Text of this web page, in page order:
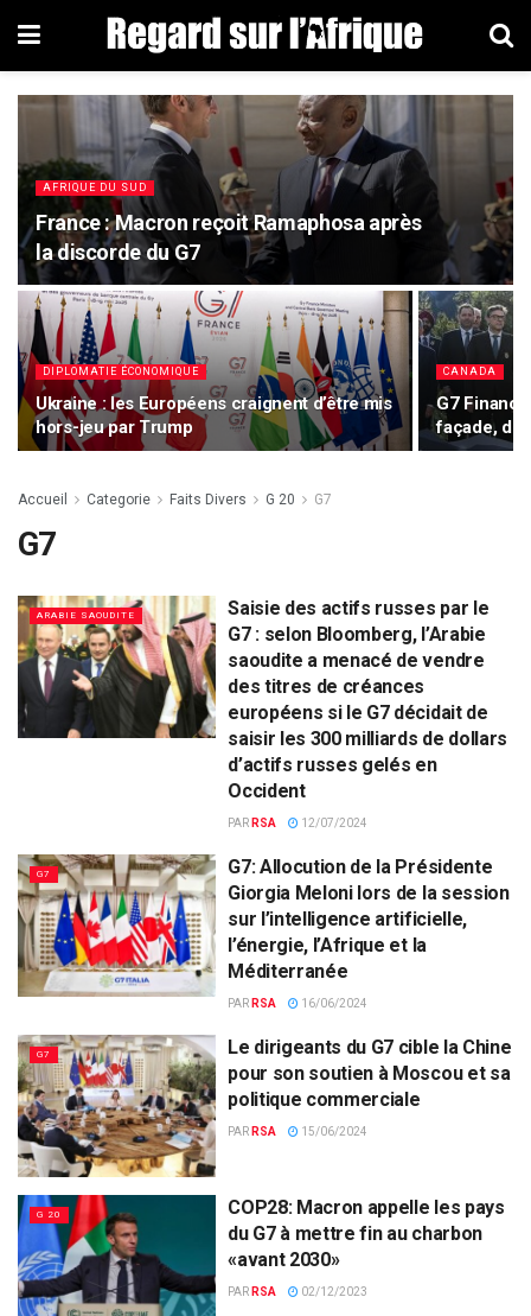
AFRIQUE DU SUD
France : Macron reçoit Ramaphosa après
la discorde du G7
DIPLOMATIE ÉCONOMIQUE
Ukraine : les Européens craignent d’être mis
hors-jeu par Trump
CANADA
G7
façade,
Accueil Categorie Faits Divers G 20 G7
G7
ARABIE SAOUDITE
Saisie des actifs russes par le
G7 : selon Bloomberg, l’Arabie
saoudite a menacé de vendre
des titres de créances
européens si le G7 décidait de
saisir les 300 milliards de dollars
d’actifs russes gelés en
Occident
PAR RSA 12/07/2024
G7
G7: Allocution de la Présidente
Giorgia Meloni lors de la session
sur l’intelligence artificielle,
l’énergie, l’Afrique et la
Méditerranée
PAR RSA 16/06/2024
G7
Le dirigeants du G7 cible la Chine
pour son soutien à Moscou et sa
politique commerciale
PAR RSA 15/06/2024
G 20
COP28: Macron appelle les pays
du G7 à mettre fin au charbon
«avant 2030»
PAR RSA 02/12/2023